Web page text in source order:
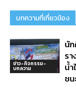
บทความที่เกี่ยวข้อง
ข่าว-กิจกรรม-
บทความ
นั
ร
น้
ชน